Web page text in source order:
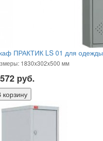
ПРАКТИК LS 01 для одежды
1830x302x500 мм
руб.